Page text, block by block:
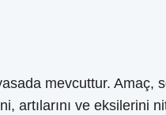
mevcuttur. Amaç,
artılarını ve eksilerini